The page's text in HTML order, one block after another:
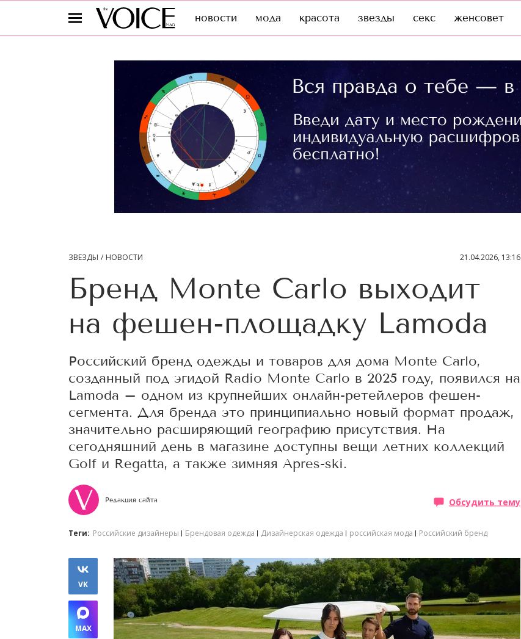
новости мода красота звезды секс женсовет
ЗВЕЗДЫ НОВОСТИ 21.04.2026, 13:16
Бренд Monte Carlo выходит
на фешен-площадку Lamoda
Российский бренд одежды и товаров для дома Monte Carlo,
созданный под эгидой Radio Monte Carlo в 2025 году, появился на
Lamoda – одном из крупнейших онлайн-ретейлеров фешен-
сегмента. Для бренда это принципиально новый формат продаж,
значительно расширяющий географию присутствия. На
сегодняшний день в магазине доступны вещи летних коллекций
Golf и Regatta, а также зимняя Apres-ski.
Редакция сайта Обсудить тему
Теги: Российские дизайнеры Брендовая одежда Дизайнерская одежда российская мода Российский бренд
VK
MAX